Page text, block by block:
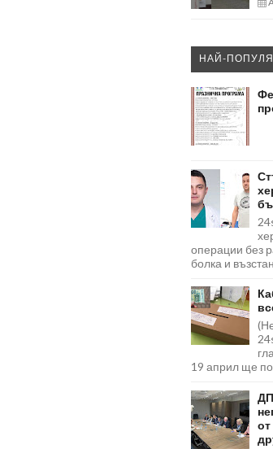
НАЙ-
операции без
болка и
19 април ще
от